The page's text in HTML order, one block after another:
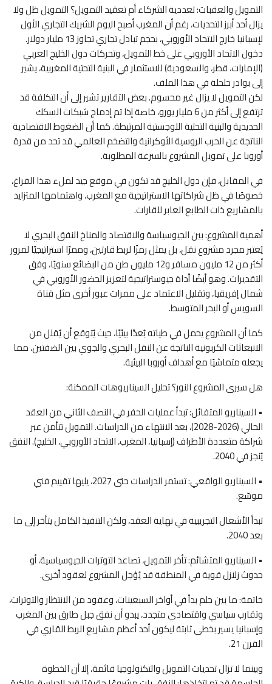
التمويل والعقبات: تعددية الشركاء أم تعقيد التمويل؟ التمويل ظل ولا
يزال أحد أبرز التحديات، رغم أن المغرب أصبح اليوم الشريك التجاري الأول
لإسبانيا خارج الاتحاد الأوروبي، بحجم تبادل تجاري تجاوز 13 مليار دولار.
دخول الاتحاد الأوروبي على خط التمويل، وتحركات دول الخليج العربي
(الإمارات، قطر، والسعودية) للاستثمار في البنية التحتية المغربية، يشير
إلى بوادر حلحلة في هذا الملف.
لكن التمويل لا يزال غير محسوم. بعض التقارير تشير إلى أن التكلفة قد
ترتفع إلى أكثر من 6 مليار يورو، خاصة إذا تم إدماج شبكات السكك
الحديدية والبنية التحتية اللوجستية المرتبطة. كما أن الضغوط الاقتصادية
الناتجة عن الحرب الروسية الأوكرانية والتضخم العالمي قد تحد من قدرة
أوروبا على تمويل المشروع بالسرعة المطلوبة.
في المقابل، فإن دول الخليج قد تكون في موقع جيد لملء هذا الفراغ،
خصوصًا في ظل شراكاتها الاستراتيجية مع المغرب، واهتمامها المتزايد
بالمشاريع ذات الطابع العابر للقارات.
أهمية المشروع: بين الجيوسياسة والاقتصاد والمناخ النفق البحري لا
يُعتبر مجرد مشروع نقل، بل يمثل رمزًا لربط قارتين، وممرًا استراتيجيًا لمرور
أكثر من 12 مليون مسافر و12 مليون طن من البضائع سنويًا، وفق
التقديرات. وهو أيضًا أداة جيوستراتيجية لتعزيز الحضور الأوروبي في
شمال إفريقيا، وتقليل الاعتماد على ممرات عبور أخرى مثل قناة
السويس أو البحر المتوسط.
كما أن المشروع يحمل في طياته بُعدًا بيئيًا، حيث يُتوقع أن يُقلل من
الانبعاثات الكربونية الناتجة عن النقل البحري والجوي بين الضفتين، مما
يجعله متماشيًا مع أهداف أوروبا البيئية.
هل سيرى المشروع النور؟ تحليل السيناريوهات الممكنة:
• السيناريو المتفائل: تبدأ عمليات الحفر في النصف الثاني من العقد
الحالي (2026-2028)، بعد الانتهاء من الدراسات. التمويل تتأمن عبر
شراكة متعددة الأطراف (إسبانيا، المغرب، الاتحاد الأوروبي، الخليج). النفق
يُنجز في 2040.
• السيناريو الواقعي: تستمر الدراسات حتى 2027، يليها تقييم فني
موسّع.
تبدأ الأشغال التجريبية في نهاية العقد، ولكن التنفيذ الكامل يتأخر إلى ما
بعد 2040.
• السيناريو المتشائم: تأخر التمويل، تصاعد التوترات الجيوسياسية، أو
حدوث زلازل قوية في المنطقة قد يُؤجل المشروع لعقود أخرى.
خاتمة: ما بين حلم بدأ في أواخر السبعينات، وعقود من الانتظار والتوترات،
وتقارب سياسي واقتصادي متجدد، يبدو أن نفق جبل طارق بين المغرب
وإسبانيا يسير بخطى ثابتة ليكون أحد أعظم مشاريع الربط القاري في
القرن 21.
وبينما لا تزال تحديات التمويل والتكنولوجيا قائمة، إلا أن الخطوة